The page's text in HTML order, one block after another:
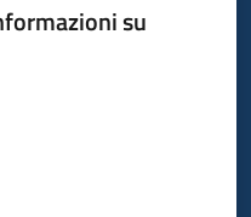
su